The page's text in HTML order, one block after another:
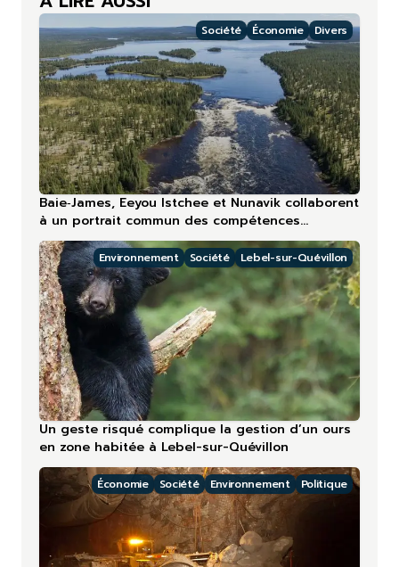
Société Économie Divers
Baie‑James, Eeyou Istchee et Nunavik collaborent
à un portrait commun des compétences
touristiques
Environnement Société Lebel-sur-Quévillon
Un geste risqué complique la gestion d’un ours
en zone habitée à Lebel-sur-Quévillon
Économie Société Environnement Politique